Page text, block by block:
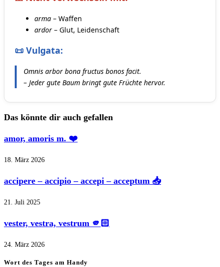
arma – Waffen
ardor – Glut, Leidenschaft
📜 Vulgata:
Omnis arbor bona fructus bonos facit.
– Jeder gute Baum bringt gute Früchte hervor.
Das könnte dir auch gefallen
amor, amoris m. ❤️
18. März 2026
accipere – accipio – accepi – acceptum 📥
21. Juli 2025
vester, vestra, vestrum 🫵🏻
24. März 2026
Wort des Tages am Handy